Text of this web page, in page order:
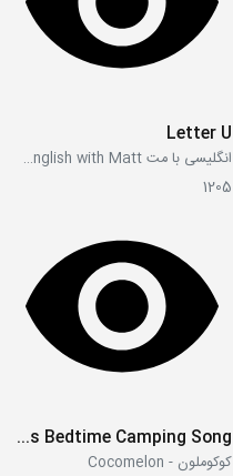
Letter U
انگلیسی با مت Learn English with Matt
1205
Yes Yes Bedtime Camping Song
کوکوملون - Cocomelon